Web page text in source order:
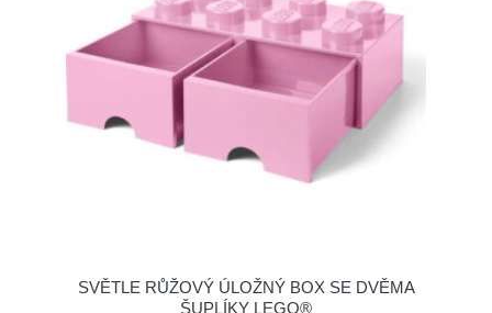
SVĚTLE RŮŽOVÝ ÚLOŽNÝ BOX SE DVĚMA
ŠUPLÍKY LEGO®